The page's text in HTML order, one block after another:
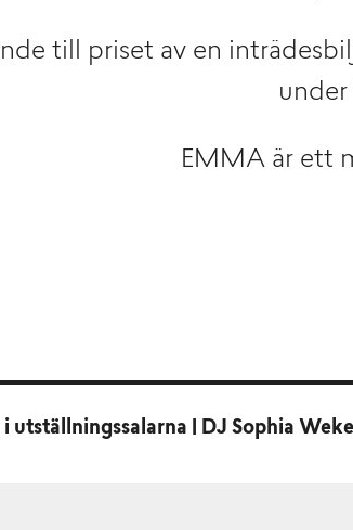
till priset av en
under
EMMA är ett
utställningssalarna | DJ Sophia